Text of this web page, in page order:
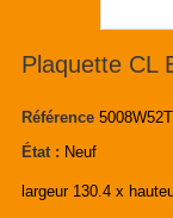
Plaquette CL
Référence
État : Neuf
largeur 130.4 x